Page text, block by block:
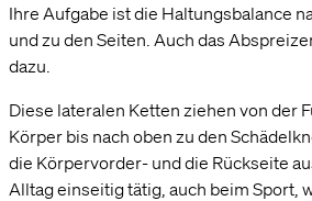
Ihre Aufgabe ist die Haltungsbalance
und zu den Seiten. Auch das
dazu.
Diese lateralen Ketten ziehen von der
Körper bis nach oben zu den
die Körpervorder- und die Rückseite
Alltag einseitig tätig, auch beim Sport,